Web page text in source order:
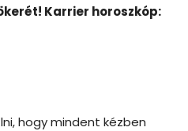
Karrier horoszkóp:
hogy mindent kézben